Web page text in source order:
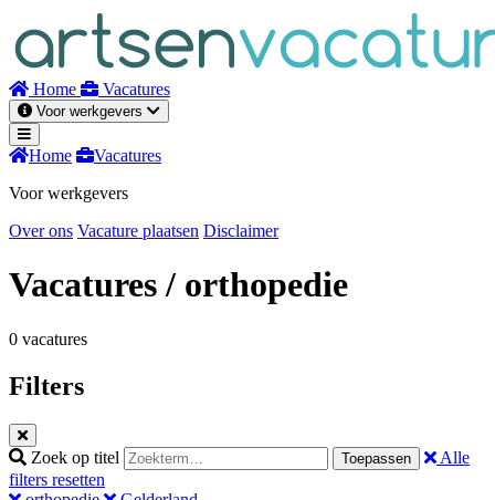
inhoud
Home Vacatures
Voor werkgevers
Home
Vacatures
Voor werkgevers
Over ons Vacature plaatsen Disclaimer
Vacatures/ orthopedie
0 vacatures
Filters
Zoek op titel Toepassen
Alle
filters resetten